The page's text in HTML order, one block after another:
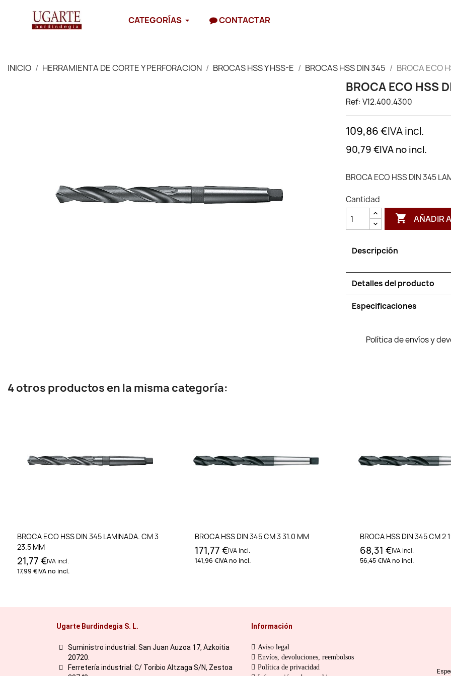
CATEGORÍAS CONTACTAR
INICIO HERRAMIENTA DE CORTE Y PERFORACION BROCAS HSS Y HSS-E BROCAS HSS DIN 345 BROCA ECO
BROCA ECO HSS
Ref: V12.400.4300
109,86 €IVA incl.
90,79 €IVA no incl.
BROCA ECO HSS DIN 345
Cantidad
 AÑADIR
Descripción
Detalles del producto
Especificaciones
Política de envíos y
4 otros productos en la misma categoría:
Añadir al carrito
BROCA ECO HSS DIN 345 LAMINADA. CM 3
23.5 MM
21,77 €IVA incl.
17,99 €IVA no incl.
Añadir al carrito
BROCA HSS DIN 345 CM 3 31.0 MM
171,77 €IVA incl.
141,96 €IVA no incl.
Añadir al
BROCA HSS DIN 345 CM 2
68,31 €IVA incl.
56,45 €IVA no incl.
Ugarte Burdindegia S. L.
Suministro industrial: San Juan Auzoa 17, Azkoitia
20720.
Ferretería industrial: C/ Toribio Altzaga S/N, Zestoa
Información
Aviso legal
Envíos, devoluciones, reembolsos
Política de privacidad